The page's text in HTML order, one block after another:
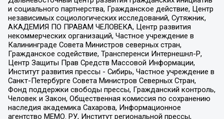
и социального партнерства, Гражданское действие, Центр
независимых социологических исследований, Сутяжник,
АКАДЕМИЯ ПО ПРАВАМ ЧЕЛОВЕКА, Центр развития
некоммерческих организаций, Частное учреждение в
Калининграде Совета Министров северных стран,
Гражданское содействие, Трансперенси Интернешнл-Р,
Центр Защиты Прав Средств Массовой Информации,
Институт развития прессы - Сибирь, Частное учреждение в
Санкт-Петербурге Совета Министров Северных Стран,
Фонд поддержки свободы прессы, Гражданский контроль,
Человек и Закон, Общественная комиссия по сохранению
наследия академика Сахарова, Информационное
агентство МЕМО. РУ, Институт региональной прессы,